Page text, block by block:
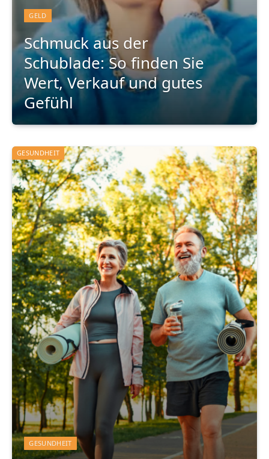
GELD
Schmuck aus der
Schublade: So finden Sie
Wert, Verkauf und gutes
Gefühl
GESUNDHEIT
GESUNDHEIT